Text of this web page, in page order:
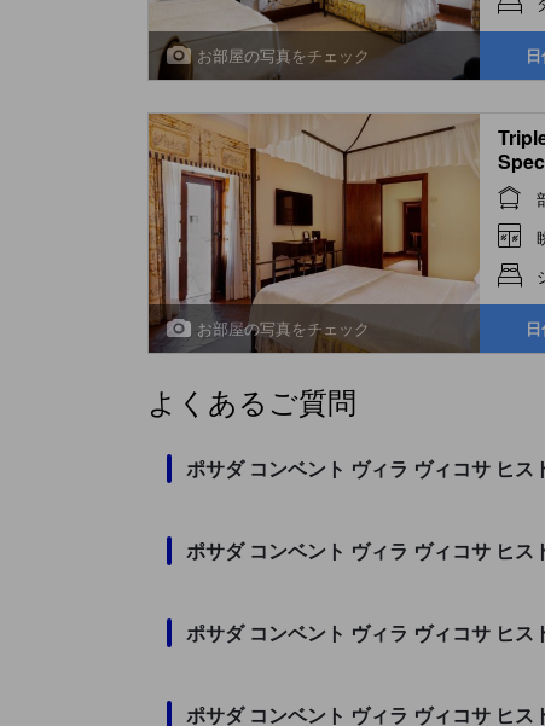
お部屋の写真をチェック
お部屋の写真をチェック
よくあるご質問
ポサダ コンベント ヴィラ ヴィコサ ヒ
ポサダ コンベント ヴィラ ヴィコサ ヒ
ポサダ コンベント ヴィラ ヴィコサ ヒ
ポサダ コンベント ヴィラ ヴィコサ ヒ